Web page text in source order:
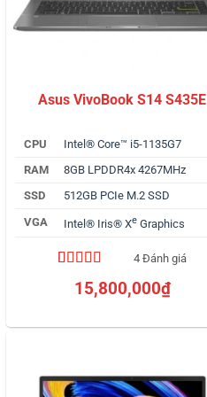
Asus VivoBook S14 S435E
CPU
Intel® Core™ i5-1135G7
RAM
8GB LPDDR4x 4267MHz
SSD
512GB PCIe M.2 SSD
VGA
Intel® Iris® Xe Graphics
4.50 trên 5
dựa trên
4 Đánh giá
15,800,000₫